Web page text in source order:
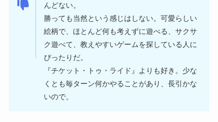
んどない。
勝っても当然という感じはしない。可愛らしい
絵柄で、ほとんど何も考えずに遊べる、サクサ
ク遊べて、教えやすいゲームを探している人に
ぴったりだ。
『チケット・トゥ・ライド』よりも好き。少な
くとも毎ターン何かやることがあり、長引かな
いので。